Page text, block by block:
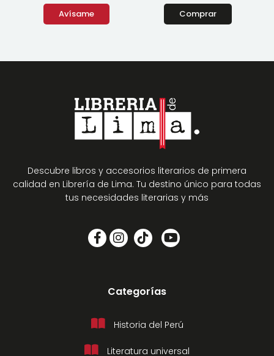
Avísame Comprar
Descubre libros y accesorios literarios de primera
calidad en Librería de Lima. Tu destino único para todas
tus necesidades literarias y más
Categorías
Historia del Perú
Literatura universal